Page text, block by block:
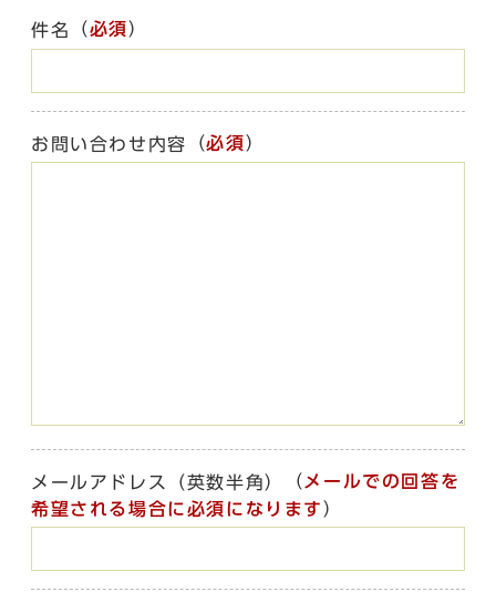
件名 （必須）
お問い合わせ内容 （必須）
メールアドレス（英数半角） （ メールでの回答を
希望される場合に必須になります ）